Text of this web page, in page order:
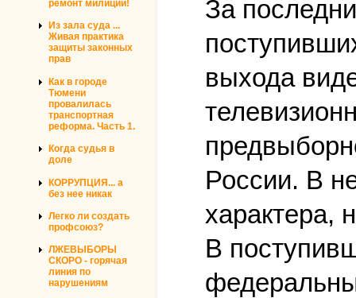
ремонт милиции!
Из зала суда ...
Живая практика
защиты законных
прав
Как в городе
Тюмени
провалилась
транспортная
реформа. Часть 1.
Когда судья в
доле
КОРРУПЦИЯ... а
без нее никак
Легко ли создать
профсоюз?
ЛЖЕВЫБОРЫ
СКОРО - горячая
линия по
нарушениям
За
выхода
России. В
характера,
В